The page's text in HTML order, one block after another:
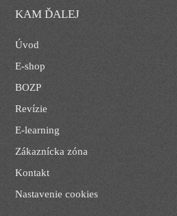
KAM ĎALEJ
Úvod
E-shop
BOZP
Revízie
E-learning
Zákaznícka zóna
Kontakt
Nastavenie cookies